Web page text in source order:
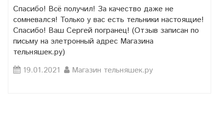
Спасибо! Всё получил! За качество даже не
сомневался! Только у вас есть тельники настоящие!
Спасибо! Ваш Сергей погранец! (Отзыв записан по
письму на элетронный адрес Магазина
тельняшек.ру)
19.01.2021
Магазин тельняшек.ру